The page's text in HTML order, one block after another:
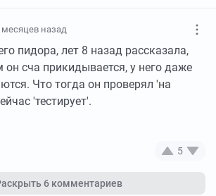
месяцев назад
пидора, лет 8 назад рассказала,
сча прикидывается, у него даже
Что тогда он проверял 'на
'тестирует'.
5
6 комментариев